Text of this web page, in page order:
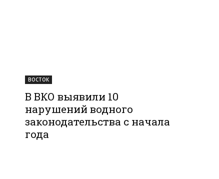
ВОСТОК
В ВКО выявили 10
нарушений водного
законодательства с начала
года